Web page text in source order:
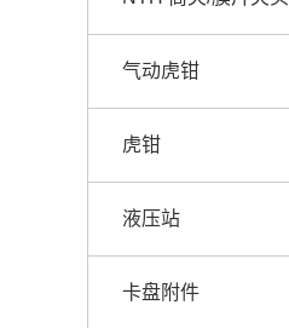
气动虎钳
虎钳
液压站
卡盘附件